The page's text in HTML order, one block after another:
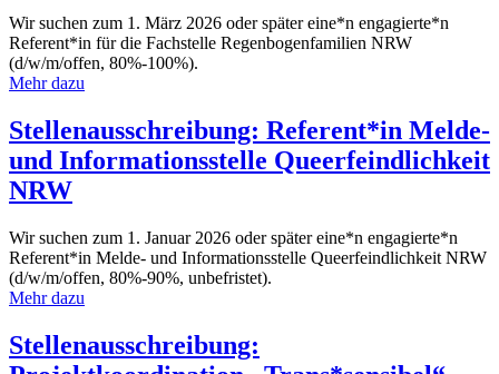
Wir suchen zum 1. März 2026 oder später eine*n engagierte*n
Referent*in für die Fachstelle Regenbogenfamilien NRW
(d/w/m/offen, 80%-100%).
Mehr dazu
Stellenausschreibung: Referent*in Melde-
und Informationsstelle Queerfeindlichkeit
NRW
Wir suchen zum 1. Januar 2026 oder später eine*n engagierte*n
Referent*in Melde- und Informationsstelle Queerfeindlichkeit NRW
(d/w/m/offen, 80%-90%, unbefristet).
Mehr dazu
Stellenausschreibung: